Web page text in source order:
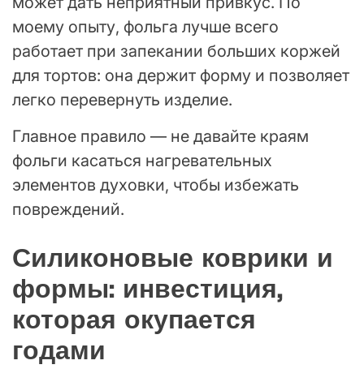
моему опыту, фольга лучше всего
работает при запекании больших коржей
для тортов: она держит форму и позволяет
легко перевернуть изделие.
Главное правило — не давайте краям
фольги касаться нагревательных
элементов духовки, чтобы избежать
повреждений.
Силиконовые коврики и
формы: инвестиция,
которая окупается
годами